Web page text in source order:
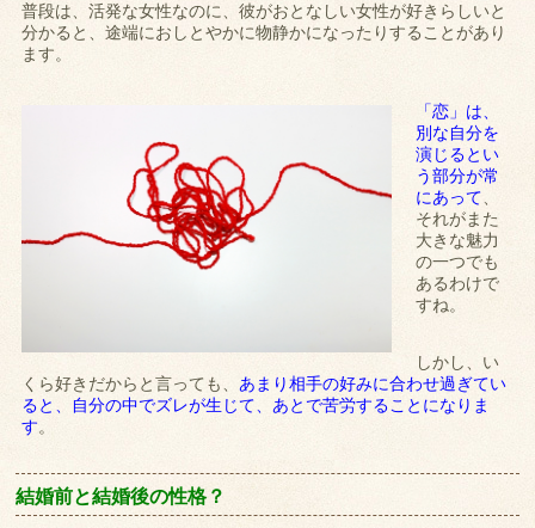
普段は、活発な女性なのに、彼がおとなしい女性が好きらしいと
分かると、途端におしとやかに物静かになったりすることがあり
ます。
「恋」は、
別な自分を
演じるとい
う部分が常
にあって、
それがまた
大きな魅力
の一つでも
あるわけで
すね。
しかし、い
くら好きだからと言っても、あまり相手の好みに合わせ過ぎてい
ると、自分の中でズレが生じて、あとで苦労することになりま
す。
結婚前と結婚後の性格？